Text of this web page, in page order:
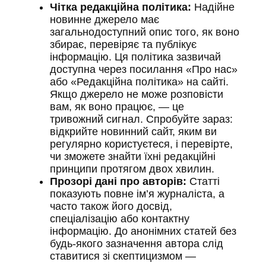
Чітка редакційна політика: Надійне
новинне джерело має
загальнодоступний опис того, як воно
збирає, перевіряє та публікує
інформацію. Ця політика зазвичай
доступна через посилання «Про нас»
або «Редакційна політика» на сайті.
Якщо джерело не може розповісти
вам, як воно працює, — це
тривожний сигнал. Спробуйте зараз:
відкрийте новинний сайт, яким ви
регулярно користуєтеся, і перевірте,
чи зможете знайти їхні редакційні
принципи протягом двох хвилин.
Прозорі дані про авторів: Статті
показують повне ім’я журналіста, а
часто також його досвід,
спеціалізацію або контактну
інформацію. До анонімних статей без
будь-якого зазначення автора слід
ставитися зі скептицизмом —